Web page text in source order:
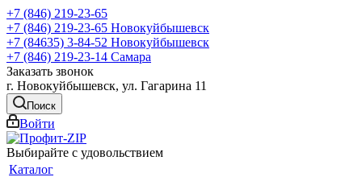
+7 (846) 219-23-65
+7 (846) 219-23-65 Новокуйбышевск
+7 (84635) 3-84-52 Новокуйбышевск
+7 (846) 219-23-14 Самара
Заказать звонок
г. Новокуйбышевск, ул. Гагарина 11
Поиск
Войти
Выбирайте с удовольствием
Каталог